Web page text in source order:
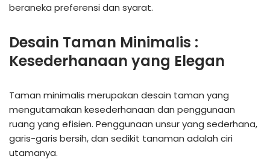
beraneka preferensi dan syarat.
Desain Taman Minimalis :
Kesederhanaan yang Elegan
Taman minimalis merupakan desain taman yang
mengutamakan kesederhanaan dan penggunaan
ruang yang efisien. Penggunaan unsur yang sederhana,
garis-garis bersih, dan sedikit tanaman adalah ciri
utamanya.